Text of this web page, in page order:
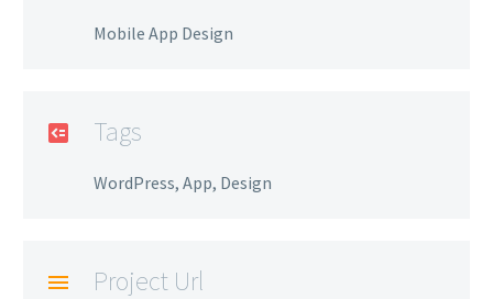
Mobile App Design
Tags
WordPress, App, Design
Project Url